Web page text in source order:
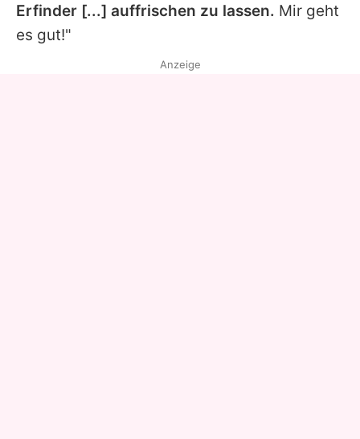
Utiq verwalten
Erfinder [...] auffrischen zu lassen. Mir geht
es gut!"
Anzeige